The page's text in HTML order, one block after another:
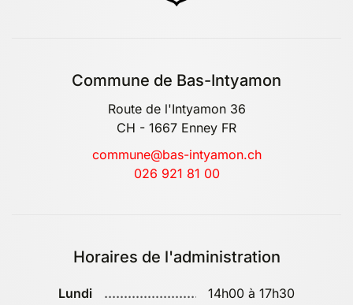
Commune de Bas-Intyamon
Route de l'Intyamon 36
CH - 1667 Enney FR
commune@bas-intyamon.ch
026 921 81 00
Horaires de l'administration
Lundi 14h00 à 17h30